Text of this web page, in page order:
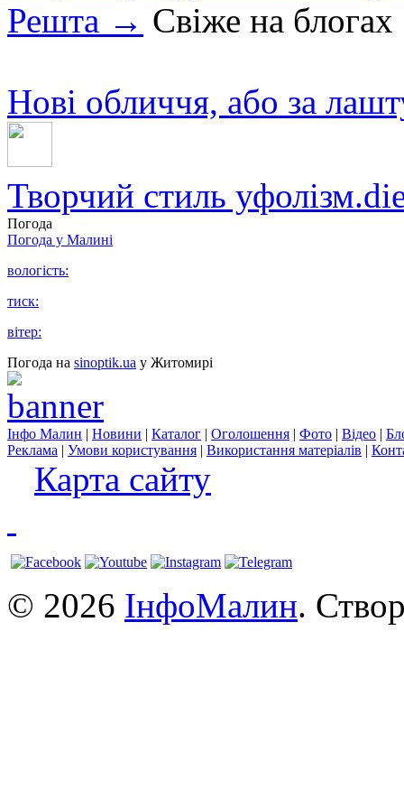
Решта → Свіже на блогах
Нові обличчя, або за
Творчий стиль
Погода
Погода у Малині
вологість:
тиск:
вітер:
Погода на sinoptik.ua у Житомирі
Інфо Малин | Новини | Каталог | Оголошення | Фото | Відео |
Реклама | Умови користування | Використання матеріалів |
Карта сайту
© 2026 ІнфоМалин.